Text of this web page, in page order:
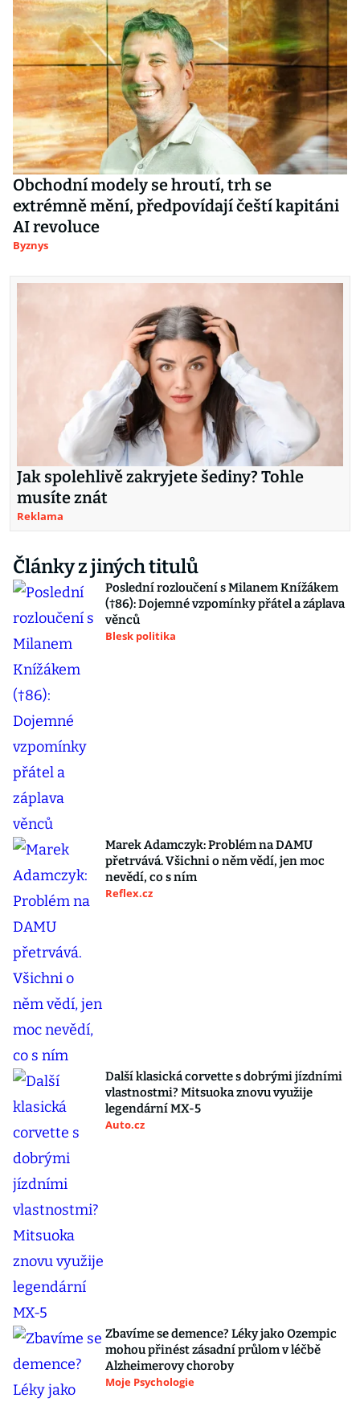
Obchodní modely se hroutí, trh se
extrémně mění, předpovídají čeští kapitáni
AI revoluce
Byznys
Jak spolehlivě zakryjete šediny? Tohle
musíte znát
Reklama
Články z jiných titulů
Poslední rozloučení s Milanem Knížákem
(†86): Dojemné vzpomínky přátel a záplava
věnců
Blesk politika
Marek Adamczyk: Problém na DAMU
přetrvává. Všichni o něm vědí, jen moc
nevědí, co s ním
Reflex.cz
Další klasická corvette s dobrými jízdními
vlastnostmi? Mitsuoka znovu využije
legendární MX-5
Auto.cz
Zbavíme se demence? Léky jako Ozempic
mohou přinést zásadní průlom v léčbě
Alzheimerovy choroby
Moje Psychologie